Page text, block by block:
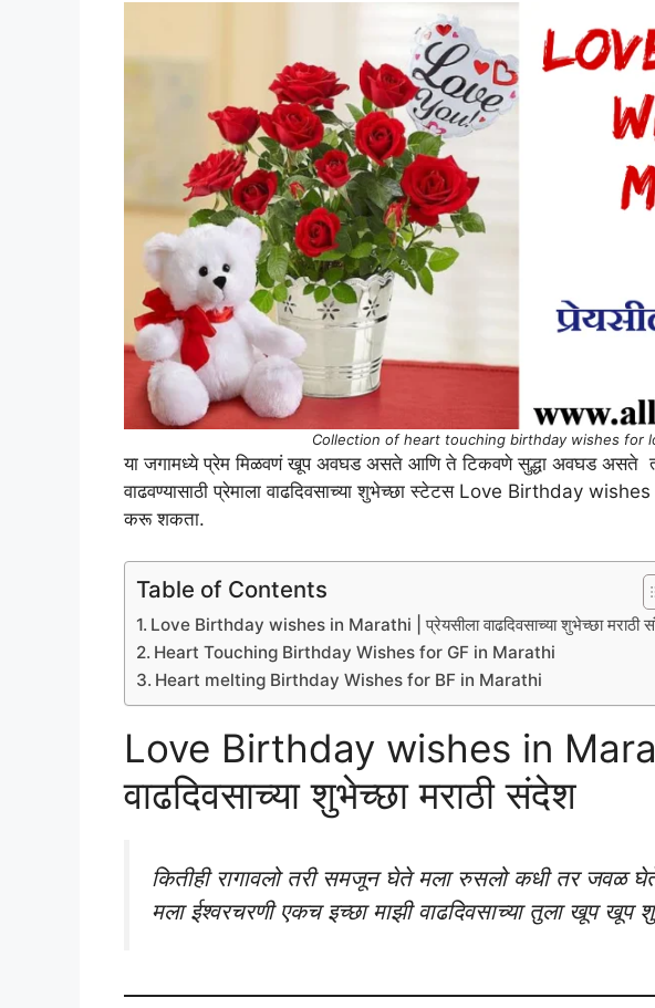
Collection of heart touching birthday wishes for
या जगामध्ये प्रेम मिळवणं खूप अवघड असते आणि ते टिकवणे सुद्धा अवघड असते
वाढवण्यासाठी प्रेमाला वाढदिवसाच्या शुभेच्छा स्टेटस Love Birthday
करू शकता.
Table of Contents
Love Birthday wishes in Marathi | प्रेयसीला वाढदिवसाच्या शुभेच्छा मराठी
Heart Touching Birthday Wishes for GF in Marathi
Heart melting Birthday Wishes for BF in Marathi
Love Birthday wishes in
वाढदिवसाच्या शुभेच्छा मराठी संदेश
कितीही रागावलो तरी समजून घेते मला रुसलो कधी तर जवळ
मला ईश्वरचरणी एकच इच्छा माझी वाढदिवसाच्या तुला खूप खूप